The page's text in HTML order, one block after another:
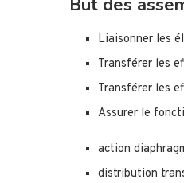
But des
Liaisonner les
Transférer les
Transférer les
Assurer le
action
distribution